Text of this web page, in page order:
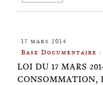
17 mars 2014
Base Documentaire :
LOI DU 17 MARS
CONSOMMATION,